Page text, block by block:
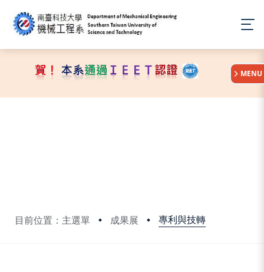
目前位置：主選單 成果展 專利與技轉
:::
MENU